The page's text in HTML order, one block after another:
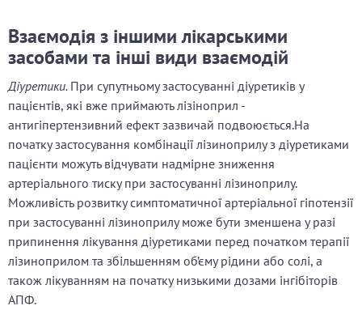
Взаємодія з іншими лікарськими
засобами та інші види взаємодій
Діуретики. При супутньому застосуванні діуретиків у
пацієнтів, які вже приймають лізіноприл -
антигіпертензивний ефект зазвичай подвоюється.На
початку застосування комбінації лізиноприлу з діуретиками
пацієнти можуть відчувати надмірне зниження
артеріального тиску при застосуванні лізиноприлу.
Можливість розвитку симптоматичної артеріальної гіпотензії
при застосуванні лізиноприлу може бути зменшена у разі
припинення лікування діуретиками перед початком терапії
лізиноприлом та збільшенням об’єму рідини або солі, а
також лікуванням на початку низькими дозами інгібіторів
АПФ.